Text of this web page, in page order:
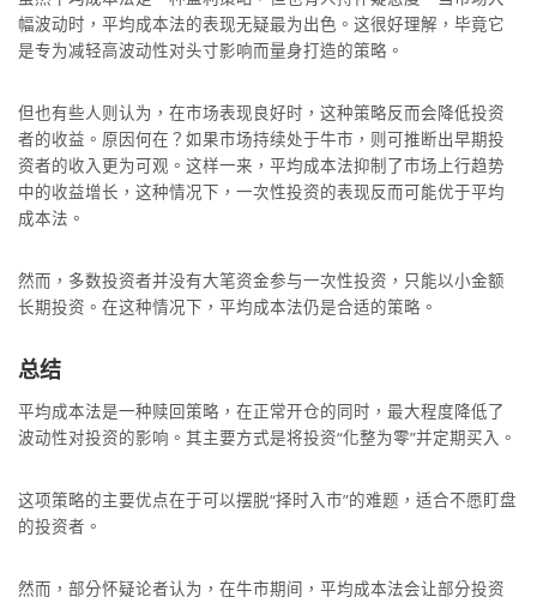
幅波动时，平均成本法的表现无疑最为出色。这很好理解，毕竟它
是专为减轻高波动性对头寸影响而量身打造的策略。
但也有些人则认为，在市场表现良好时，这种策略反而会降低投资
者的收益。原因何在？如果市场持续处于牛市，则可推断出早期投
资者的收入更为可观。这样一来，平均成本法抑制了市场上行趋势
中的收益增长，这种情况下，一次性投资的表现反而可能优于平均
成本法。
然而，多数投资者并没有大笔资金参与一次性投资，只能以小金额
长期投资。在这种情况下，平均成本法仍是合适的策略。
总结
平均成本法是一种赎回策略，在正常开仓的同时，最大程度降低了
波动性对投资的影响。其主要方式是将投资“化整为零”并定期买入。
这项策略的主要优点在于可以摆脱“择时入市”的难题，适合不愿盯盘
的投资者。
然而，部分怀疑论者认为，在牛市期间，平均成本法会让部分投资